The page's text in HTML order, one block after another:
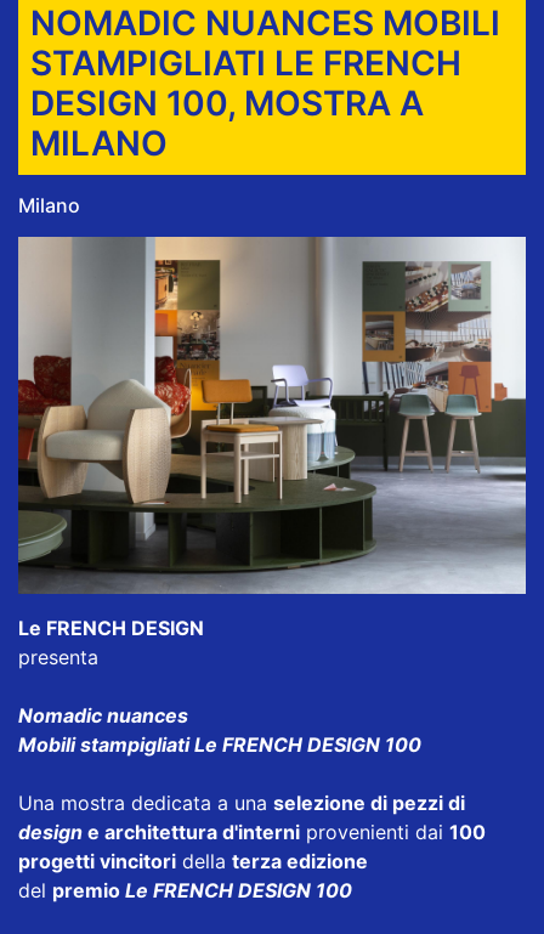
NOMADIC NUANCES MOBILI
STAMPIGLIATI LE FRENCH
DESIGN 100, MOSTRA A
MILANO
Milano
Le FRENCH DESIGN
presenta
Nomadic nuances
Mobili stampigliati Le FRENCH DESIGN 100
Una mostra dedicata a una selezione di pezzi di
design e architettura d'interni provenienti dai 100
progetti vincitori della terza edizione
del premio Le FRENCH DESIGN 100